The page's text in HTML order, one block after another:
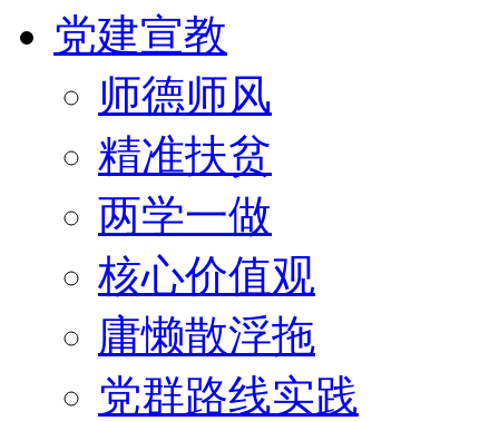
党建宣教
师德师风
精准扶贫
两学一做
核心价值观
庸懒散浮拖
党群路线实践